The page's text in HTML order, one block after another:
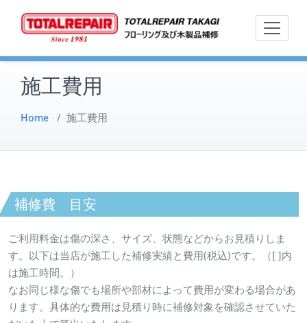
ト
フローリン
グ及び木製
施工費用
Home / 施工費用
補修費 目安
ご利用料金は傷の深さ、サイズ、状態などからお見積りしま
す。以下は当店が施工した補修実績と費用(税込)です。（[ ]内
は施工時間。）
なお同じ様な傷でも場所や部材によって費用が変わる場合があ
ります。具体的な費用は見積り時に補修対象を確認させていた